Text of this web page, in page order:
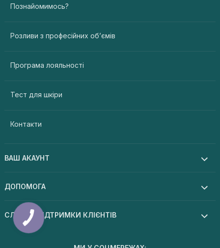
Познайомимось?
Розливи з професійних об’ємів
Програма лояльності
Тест для шкіри
Контакти
ВАШ АКАУНТ
ДОПОМОГА
СЛУЖБА ПІДТРИМКИ КЛІЄНТІВ